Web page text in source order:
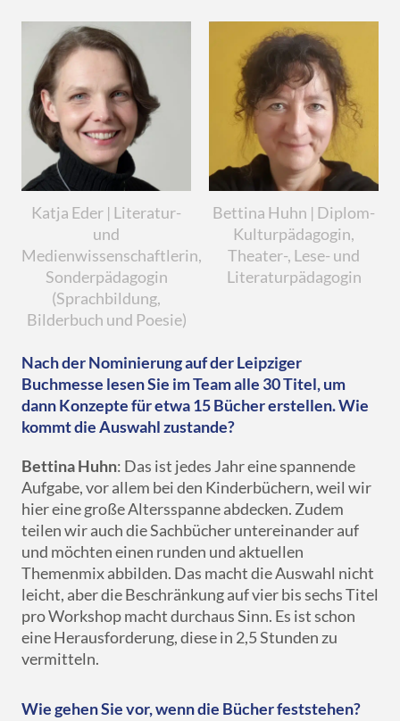
Katja Eder | Literatur-
und
Medienwissenschaftlerin,
Sonderpädagogin
(Sprachbildung,
Bilderbuch und Poesie)
Bettina Huhn | Diplom-
Kulturpädagogin,
Theater-, Lese- und
Literaturpädagogin
Nach der Nominierung auf der Leipziger
Buchmesse lesen Sie im Team alle 30 Titel, um
dann Konzepte für etwa 15 Bücher erstellen. Wie
kommt die Auswahl zustande?
Bettina Huhn: Das ist jedes Jahr eine spannende
Aufgabe, vor allem bei den Kinderbüchern, weil wir
hier eine große Altersspanne abdecken. Zudem
teilen wir auch die Sachbücher untereinander auf
und möchten einen runden und aktuellen
Themenmix abbilden. Das macht die Auswahl nicht
leicht, aber die Beschränkung auf vier bis sechs Titel
pro Workshop macht durchaus Sinn. Es ist schon
eine Herausforderung, diese in 2,5 Stunden zu
vermitteln.
Wie gehen Sie vor, wenn die Bücher feststehen?